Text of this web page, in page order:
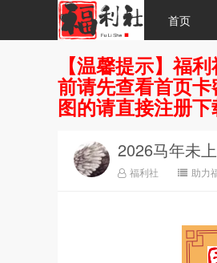
首页
【温馨提示】福
前请先查看首页
图的请直接注册
2026马年未
福利社 助力